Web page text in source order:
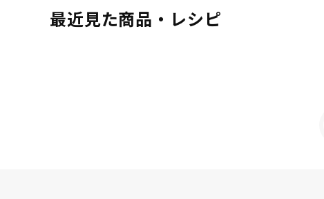
最近見た商品・レシピ